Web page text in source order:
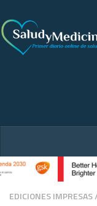
EDICIONES IMPRESAS